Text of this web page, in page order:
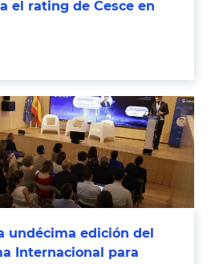
el rating de Cesce en
undécima edición del
Internacional para